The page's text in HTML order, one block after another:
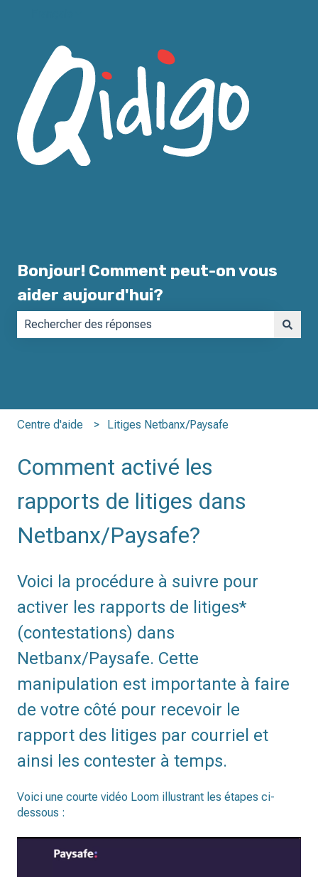
Bonjour! Comment peut-on vous
aider aujourd'hui?
Centre d'aide Litiges Netbanx/Paysafe
Comment activé les
rapports de litiges dans
Netbanx/Paysafe?
Voici la procédure à suivre pour
activer les rapports de litiges*
(contestations) dans
Netbanx/Paysafe. Cette
manipulation est importante à faire
de votre côté pour recevoir le
rapport des litiges par courriel et
ainsi les contester à temps.
Voici une courte vidéo Loom illustrant les étapes ci-
dessous :